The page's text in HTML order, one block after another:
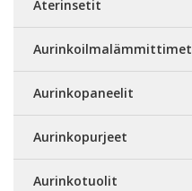
Aterinsetit
Aurinkoilmalämmittimet
Aurinkopaneelit
Aurinkopurjeet
Aurinkotuolit